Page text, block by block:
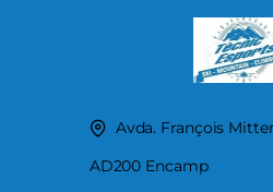
Avda. François
AD200 Encamp